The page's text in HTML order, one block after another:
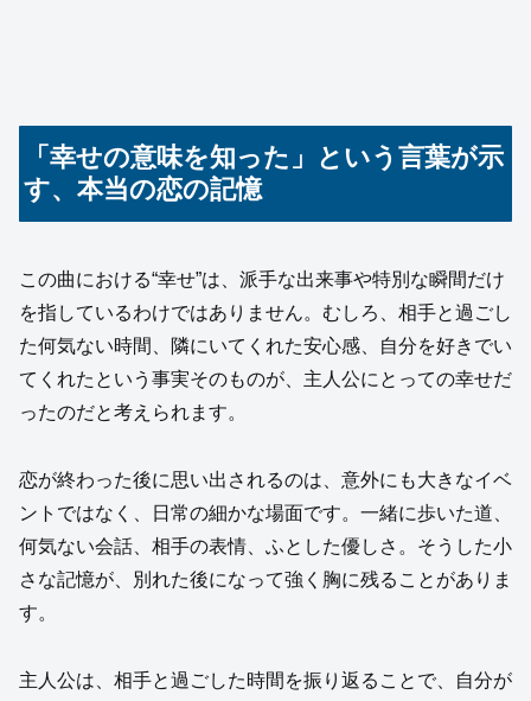
「幸せの意味を知った」という言葉が示
す、本当の恋の記憶
この曲における“幸せ”は、派手な出来事や特別な瞬間だけ
を指しているわけではありません。むしろ、相手と過ごし
た何気ない時間、隣にいてくれた安心感、自分を好きでい
てくれたという事実そのものが、主人公にとっての幸せだ
ったのだと考えられます。
恋が終わった後に思い出されるのは、意外にも大きなイベ
ントではなく、日常の細かな場面です。一緒に歩いた道、
何気ない会話、相手の表情、ふとした優しさ。そうした小
さな記憶が、別れた後になって強く胸に残ることがありま
す。
主人公は、相手と過ごした時間を振り返ることで、自分が